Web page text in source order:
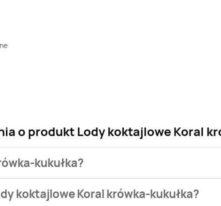
o produkt Lody koktajlowe Koral
kukułka?
Stokrotka. Lody koktajlowe Koral krówka-kukułka kosztuje
koktajlowe Koral krówka-kukułka?